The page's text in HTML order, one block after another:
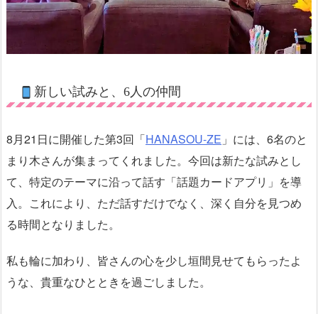
新しい試みと、6人の仲間
8月21日に開催した第3回「HANASOU-ZE 」には、6名のと
まり木さんが集まってくれました。今回は新たな試みとし
て、特定のテーマに沿って話す「話題カードアプリ」を導
入。これにより、ただ話すだけでなく、深く自分を見つめ
る時間となりました。
私も輪に加わり、皆さんの心を少し垣間見せてもらったよ
うな、貴重なひとときを過ごしました。